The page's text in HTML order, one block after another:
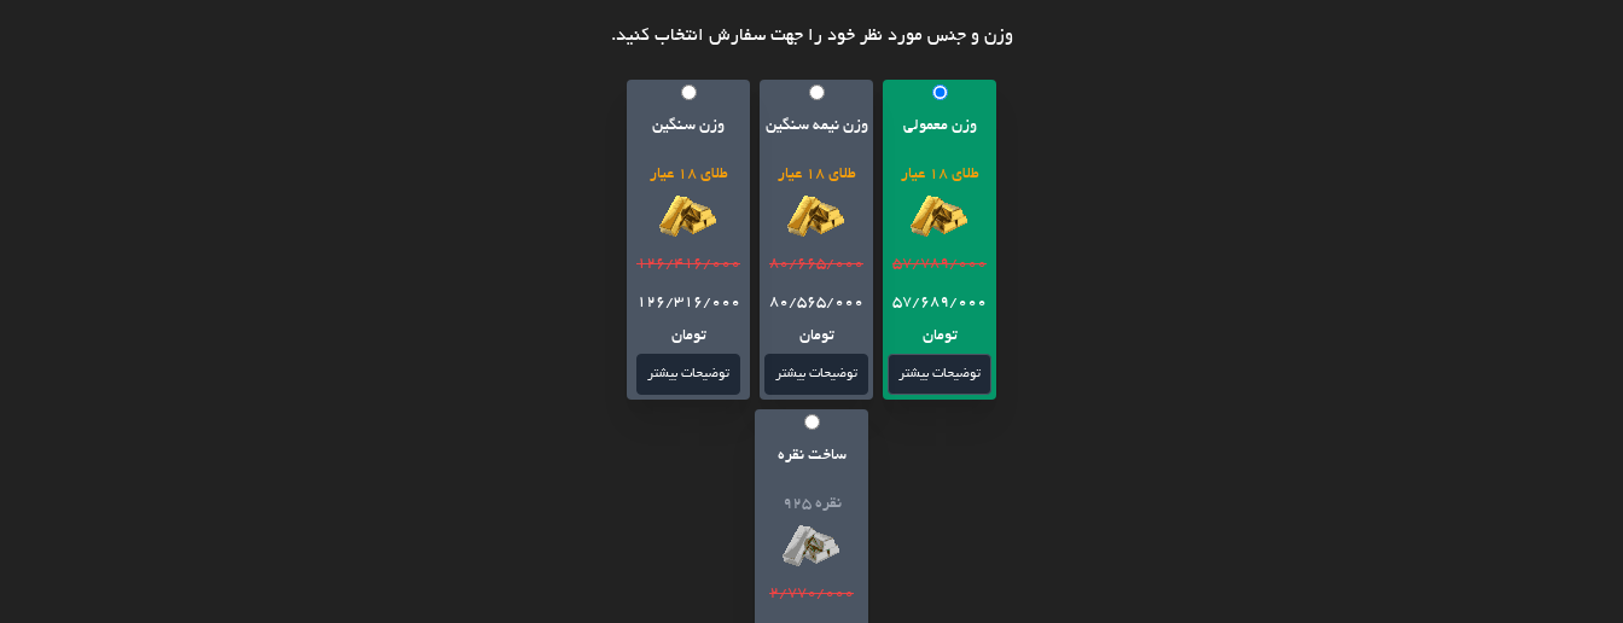
وزن و جنس مورد نظر خود را جهت سفارش انتخاب کنید.
وزن معمولی
طلای 18 عیار
57/789/000
57/689/000
تومان
توضیحات بیشتر
وزن نیمه سنگین
طلای 18 عیار
80/665/000
80/565/000
تومان
توضیحات بیشتر
وزن سنگین
طلای 18 عیار
126/416/000
126/316/000
تومان
توضیحات بیشتر
ساخت نقره
نقره 925
2/770/000